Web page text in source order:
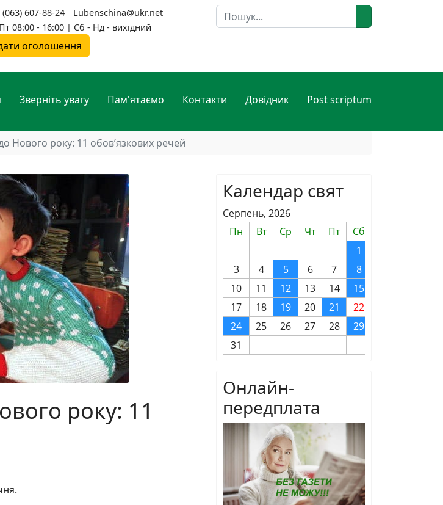
(063) 607-88-24
Lubenschina@ukr.net
08:00 - 16:00 | Сб - Нд - вихідний
оголошення
Пошук
Зверніть увагу Пам'ятаємо Контакти Довідник Post scriptum
Нового року: 11 обов’язкових речей
року: 11
Календар свят
Серпень, 2026
Пн
Вт Ср Чт Пт Сб
1
3
4 5 6 7 8
10
11 12 13 14 15
17
18 19 20 21 22
24
25 26 27 28 29
31
Онлайн-
передплата